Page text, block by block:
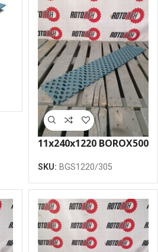
11x240x1220 BOROX500
sietveida 305
SKU: BGS1220/305